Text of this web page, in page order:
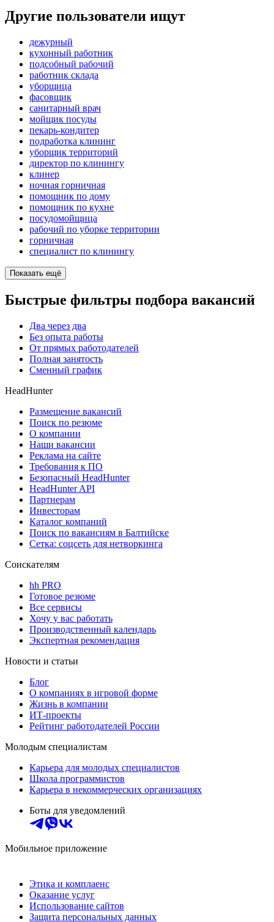
Другие пользователи ищут
дежурный
кухонный работник
подсобный рабочий
работник склада
уборщица
фасовщик
санитарный врач
мойщик посуды
пекарь-кондитер
подработка клининг
уборщик территорий
директор по клинингу
клинер
ночная горничная
помощник по дому
помощник по кухне
посудомойщица
рабочий по уборке территории
горничная
специалист по клинингу
Показать ещё
Быстрые фильтры подбора вакансий
Два через два
Без опыта работы
От прямых работодателей
Полная занятость
Сменный график
HeadHunter
Размещение вакансий
Поиск по резюме
О компании
Наши вакансии
Реклама на сайте
Требования к ПО
Безопасный HeadHunter
HeadHunter API
Партнерам
Инвесторам
Каталог компаний
Поиск по вакансиям в Балтийске
Сетка: соцсеть для нетворкинга
Соискателям
hh PRO
Готовое резюме
Все сервисы
Хочу у вас работать
Производственный календарь
Экспертная рекомендация
Новости и статьи
Блог
О компаниях в игровой форме
Жизнь в компании
ИТ-проекты
Рейтинг работодателей России
Молодым специалистам
Карьера для молодых специалистов
Школа программистов
Карьера в некоммерческих организациях
Боты для уведомлений
Мобильное приложение
Этика и комплаенс
Оказание услуг
Использование сайтов
Защита персональных данных